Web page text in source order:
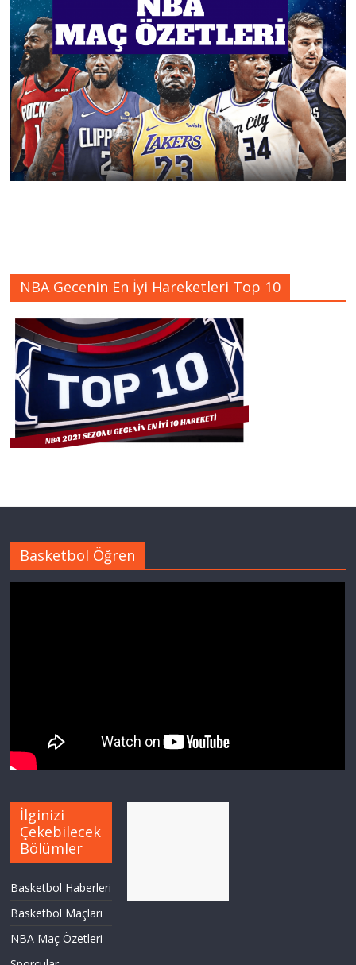
NBA Gecenin En İyi Hareketleri Top 10
Basketbol Öğren
İlginizi
Çekebilecek
Bölümler
Basketbol Haberleri
Basketbol Maçları
NBA Maç Özetleri